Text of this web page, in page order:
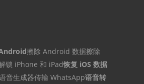
擦除 Android 数据擦除
锁 iPhone 和 iPad恢复 iOS 数据
音生成器传输 WhatsApp语音转